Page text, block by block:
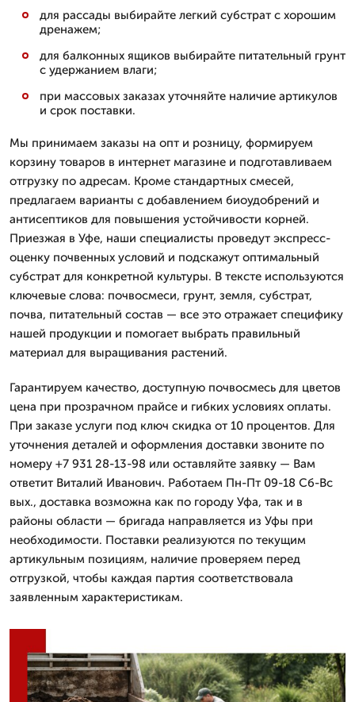
для рассады выбирайте легкий субстрат с хорошим
дренажем;
для балконных ящиков выбирайте питательный грунт
с удержанием влаги;
при массовых заказах уточняйте наличие артикулов
и срок поставки.
Мы принимаем заказы на опт и розницу, формируем
корзину товаров в интернет магазине и подготавливаем
отгрузку по адресам. Кроме стандартных смесей,
предлагаем варианты с добавлением биоудобрений и
антисептиков для повышения устойчивости корней.
Приезжая в Уфе, наши специалисты проведут экспресс-
оценку почвенных условий и подскажут оптимальный
субстрат для конкретной культуры. В тексте используются
ключевые слова: почвосмеси, грунт, земля, субстрат,
почва, питательный состав — все это отражает специфику
нашей продукции и помогает выбрать правильный
материал для выращивания растений.
Гарантируем качество, доступную почвосмесь для цветов
цена при прозрачном прайсе и гибких условиях оплаты.
При заказе услуги под ключ скидка от 10 процентов. Для
уточнения деталей и оформления доставки звоните по
номеру +7 931 28-13-98 или оставляйте заявку — Вам
ответит Виталий Иванович. Работаем Пн-Пт 09-18 Сб-Вс
вых., доставка возможна как по городу Уфа, так и в
районы области — бригада направляется из Уфы при
необходимости. Поставки реализуются по текущим
артикульным позициям, наличие проверяем перед
отгрузкой, чтобы каждая партия соответствовала
заявленным характеристикам.